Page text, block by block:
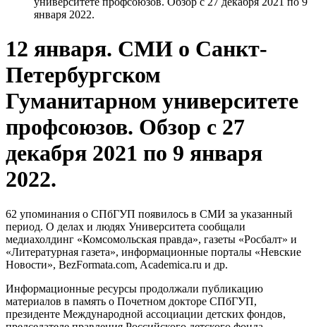
января 2022.
12 января. СМИ о Санкт-
Петербургском
Гуманитарном университете
профсоюзов. Обзор с 27
декабря 2021 по 9 января
2022.
62 упоминания о СПбГУП появилось в СМИ за указанный
период. О делах и людях Университета сообщали
медиахолдинг «Комсомольская правда», газеты «Росбалт» и
«Литературная газета», информационные порталы «Невские
Новости», BezFormata.com, Academica.ru и др.
Информационные ресурсы продолжали публикацию
материалов в память о Почетном докторе СПбГУП,
президенте Международной ассоциации детских фондов,